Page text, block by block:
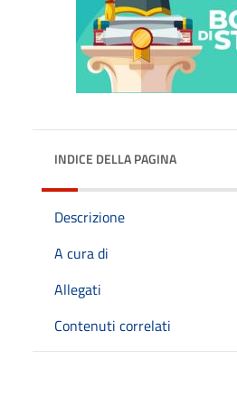
INDICE DELLA PAGINA
Descrizione
A cura di
Allegati
Contenuti correlati